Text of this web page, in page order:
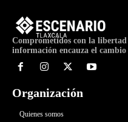
Comprometidos con la
información encauza el cambio
Organización
Quienes somos